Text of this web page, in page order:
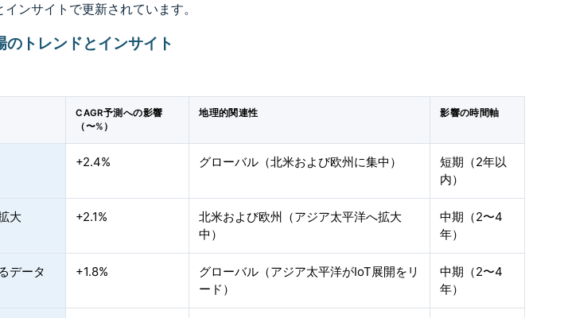
ンサイトで更新されています。
トレンドとインサイト
CAGR予測への影響
（〜%）
地理的関連性 影響の時間軸
+2.4% グローバル（北米および欧州に集中）
短期（2年以
内）
大 +2.1%
北米および欧州（アジア太平洋へ拡大
中）
中期（2〜4
年）
データ
+1.8%
グローバル（アジア太平洋がIoT展開をリ
ード）
中期（2〜4
年）